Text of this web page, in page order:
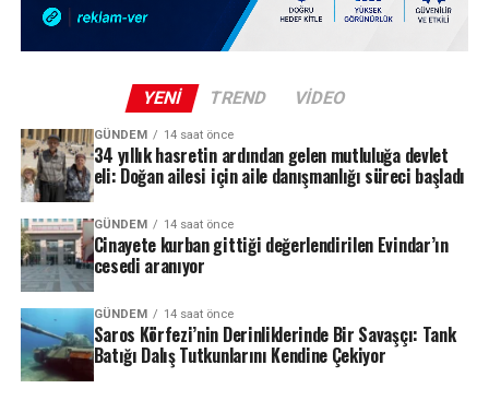
YENI TREND VIDEO
GÜNDEM 14 saat önce
34 yıllık hasretin ardından gelen mutluluğa devlet
eli: Doğan ailesi için aile danışmanlığı süreci başladı
GÜNDEM 14 saat önce
Cinayete kurban gittiği değerlendirilen Evindar’ın
cesedi aranıyor
GÜNDEM 14 saat önce
Saros Körfezi’nin Derinliklerinde Bir Savaşçı: Tank
Batığı Dalış Tutkunlarını Kendine Çekiyor